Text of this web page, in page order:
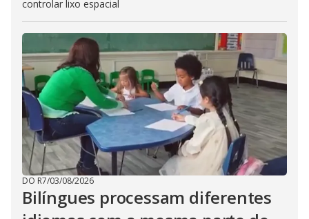
controlar lixo espacial
DO R7/03/08/2026
Bilíngues processam diferentes